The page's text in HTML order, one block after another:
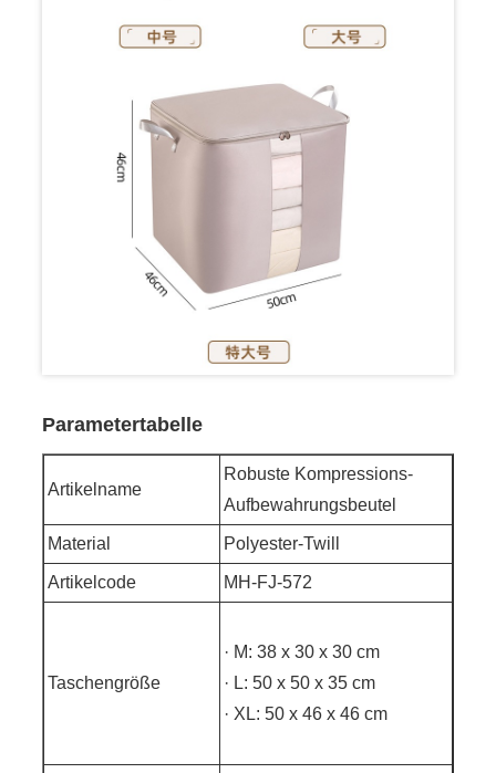
Parametertabelle
Artikelname
Robuste Kompressions-
Aufbewahrungsbeutel
Material Polyester-Twill
Artikelcode MH-FJ-572
Taschengröße
· M: 38 x 30 x 30 cm
· L: 50 x 50 x 35 cm
· XL: 50 x 46 x 46 cm